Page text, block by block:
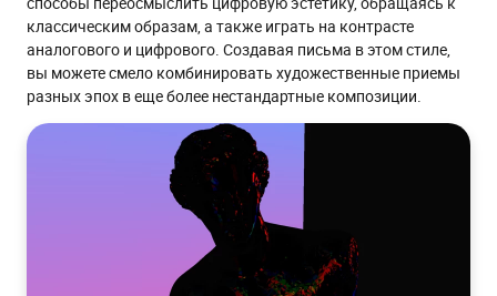
классическим образам, а также играть на контрасте
аналогового и цифрового. Создавая письма в этом стиле,
вы можете смело комбинировать художественные приемы
разных эпох в еще более нестандартные композиции.